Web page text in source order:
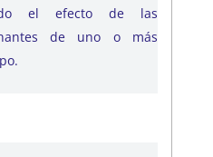
el efecto de las
de uno o más